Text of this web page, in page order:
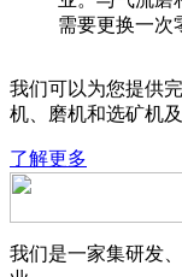
需要更换一次
我们可以为您提供
机、磨机和选矿机及
了解更多
我们是一家集研发